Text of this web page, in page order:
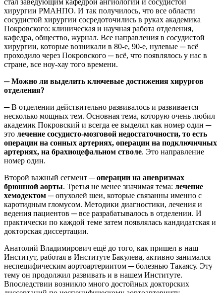
стал заведующим кафедрой ангиологии и сосудистой
хирургии РМАНПО. И так получилось, что все области
сосудистой хирургии сосредоточились в руках академика
Покровского: клиническая и научная работа отделения,
кафедра, общество, журнал. Все направления в сосудистой
хирургии, которые возникали в 80-е, 90-е, нулевые ─ всё
проходило через Покровского ─ всё, что появлялось у нас в
стране, все ноу-хау того времени.
─ Можно ли выделить ключевые достижения хирургов
отделения?
─ В отделении действительно развивалось и развивается
несколько мощных тем. Основная тема, которую очень любил
академик Покровский и всегда ее выделял как номер один ─
это лечение сосудисто-мозговой недостаточности, то есть
операции на сонных артериях, операции на подключичных
артериях, на брахиоцефальном стволе. Это направление
номер один.
Второй важный сегмент ─операции на аневризмах
брюшной аорты. Третья не менее значимая тема: лечение
хемодектом ─ опухолей шеи, которые связанны именно с
каротидным гломусом. Методики диагностики, лечения и
ведения пациентов ─ все разрабатывалось в отделении. И
практически по каждой теме затем появлялась кандидатская и
докторская диссертации.
Анатолий Владимирович ещё до того, как пришел в наш
Институт, работая в Институте Бакулева, активно занимался
неспецифическим аортоартериитом ─ болезнью Такаясу. Эту
тему он продолжил развивать и в нашем Институте.
Впоследствии возникло много достойных докторских